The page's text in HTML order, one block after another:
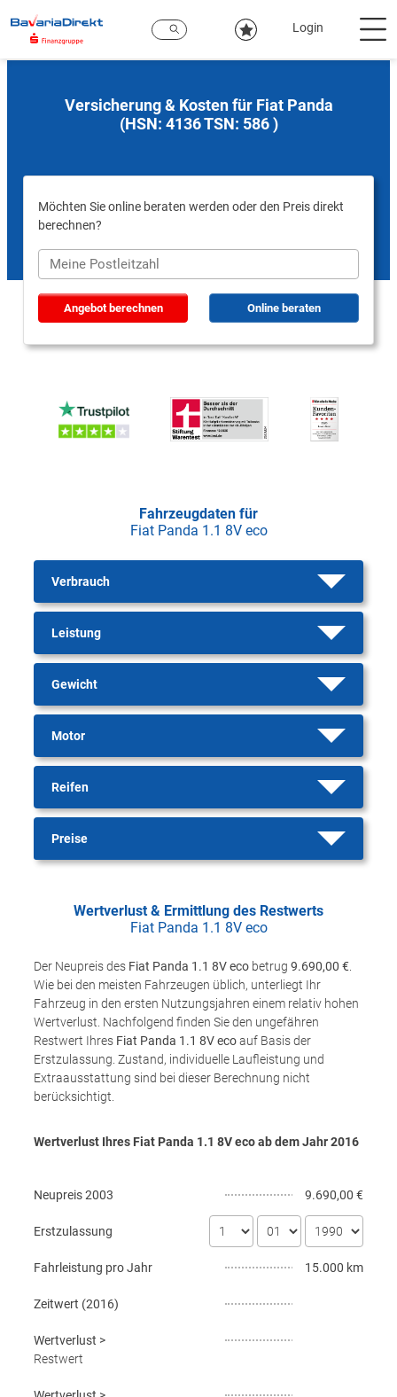
Hauptinhalt
Login
Versicherung & Kosten für Fiat Panda
(HSN: 4136 TSN: 586 )
Möchten Sie online beraten werden oder den Preis direkt
berechnen?
Angebot berechnen Online beraten
Fahrzeugdaten für
Fiat Panda 1.1 8V eco
Verbrauch
Leistung
Gewicht
Motor
Reifen
Preise
Wertverlust & Ermittlung des Restwerts
Fiat Panda 1.1 8V eco
Der Neupreis des Fiat Panda 1.1 8V eco betrug 9.690,00 €
Wie bei den meisten Fahrzeugen üblich, unterliegt Ihr
Fahrzeug in den ersten Nutzungsjahren einem relativ hohen
Wertverlust. Nachfolgend finden Sie den ungefähren
Restwert Ihres Fiat Panda 1.1 8V ecoauf Basis der
Erstzulassung. Zustand, individuelle Laufleistung und
Extraausstattung sind bei dieser Berechnung nicht
berücksichtigt.
Wertverlust Ihres Fiat Panda 1.1 8V eco ab dem Jahr2016
Neupreis2003 9.690,00 €
Erstzulassung
Fahrleistung pro Jahr 15.000 km
Zeitwert (2016)
Wertverlust >
Restwert